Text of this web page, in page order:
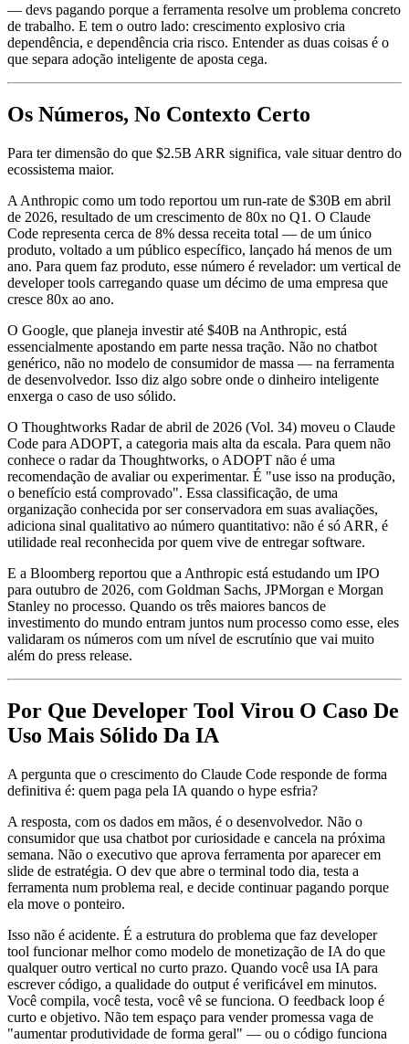
— devs pagando porque a ferramenta resolve um problema concreto
de trabalho. E tem o outro lado: crescimento explosivo cria
dependência, e dependência cria risco. Entender as duas coisas é o
que separa adoção inteligente de aposta cega.
Os Números, No Contexto Certo
Para ter dimensão do que $2.5B ARR significa, vale situar dentro do
ecossistema maior.
A Anthropic como um todo reportou um run-rate de $30B em abril
de 2026, resultado de um crescimento de 80x no Q1. O Claude
Code representa cerca de 8% dessa receita total — de um único
produto, voltado a um público específico, lançado há menos de um
ano. Para quem faz produto, esse número é revelador: um vertical de
developer tools carregando quase um décimo de uma empresa que
cresce 80x ao ano.
O Google, que planeja investir até $40B na Anthropic, está
essencialmente apostando em parte nessa tração. Não no chatbot
genérico, não no modelo de consumidor de massa — na ferramenta
de desenvolvedor. Isso diz algo sobre onde o dinheiro inteligente
enxerga o caso de uso sólido.
O Thoughtworks Radar de abril de 2026 (Vol. 34) moveu o Claude
Code para ADOPT, a categoria mais alta da escala. Para quem não
conhece o radar da Thoughtworks, o ADOPT não é uma
recomendação de avaliar ou experimentar. É "use isso na produção,
o benefício está comprovado". Essa classificação, de uma
organização conhecida por ser conservadora em suas avaliações,
adiciona sinal qualitativo ao número quantitativo: não é só ARR, é
utilidade real reconhecida por quem vive de entregar software.
E a Bloomberg reportou que a Anthropic está estudando um IPO
para outubro de 2026, com Goldman Sachs, JPMorgan e Morgan
Stanley no processo. Quando os três maiores bancos de
investimento do mundo entram juntos num processo como esse, eles
validaram os números com um nível de escrutínio que vai muito
além do press release.
Por Que Developer Tool Virou O Caso De
Uso Mais Sólido Da IA
A pergunta que o crescimento do Claude Code responde de forma
definitiva é: quem paga pela IA quando o hype esfria?
A resposta, com os dados em mãos, é o desenvolvedor. Não o
consumidor que usa chatbot por curiosidade e cancela na próxima
semana. Não o executivo que aprova ferramenta por aparecer em
slide de estratégia. O dev que abre o terminal todo dia, testa a
ferramenta num problema real, e decide continuar pagando porque
ela move o ponteiro.
Isso não é acidente. É a estrutura do problema que faz developer
tool funcionar melhor como modelo de monetização de IA do que
qualquer outro vertical no curto prazo. Quando você usa IA para
escrever código, a qualidade do output é verificável em minutos.
Você compila, você testa, você vê se funciona. O feedback loop é
curto e objetivo. Não tem espaço para vender promessa vaga de
"aumentar produtividade de forma geral" — ou o código funciona